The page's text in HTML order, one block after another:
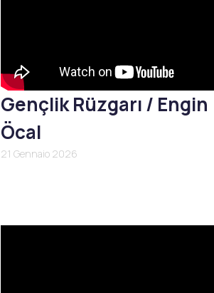
Gençlik Rüzgarı / Engin
Öcal
21 Gennaio 2026